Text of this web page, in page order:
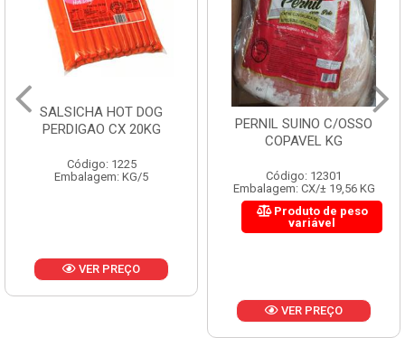
SALSICHA HOT DOG
PERDIGAO CX 20KG
Código: 1225
Embalagem: KG/5
VER PREÇO
PERNIL SUINO C/OSSO
COPAVEL KG
Código: 12301
Embalagem: CX/± 19,56 KG
Produto de peso
variável
VER PREÇO